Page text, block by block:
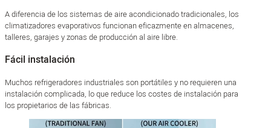
A diferencia de los sistemas de aire acondicionado tradicionales, los
climatizadores evaporativos funcionan eficazmente en almacenes,
talleres, garajes y zonas de producción al aire libre.
Fácil instalación
Muchos refrigeradores industriales son portátiles y no requieren una
instalación complicada, lo que reduce los costes de instalación para
los propietarios de las fábricas.